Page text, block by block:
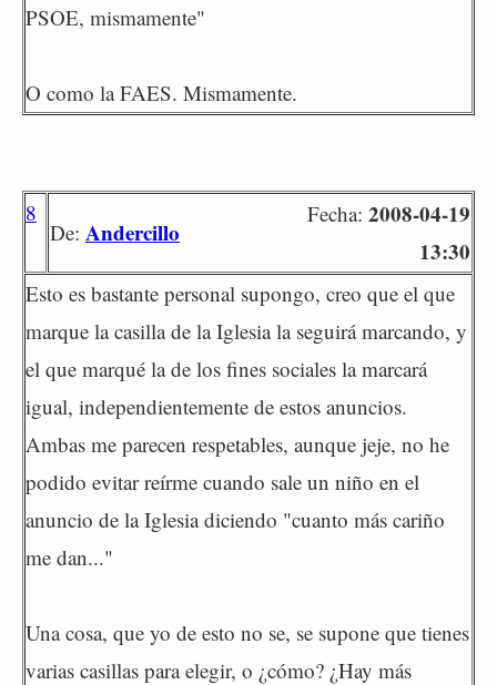
PSOE, mismamente"
O como la FAES. Mismamente.
8
De: Andercillo
Fecha: 2008-04-19
13:30
Esto es bastante personal supongo, creo que el que
marque la casilla de la Iglesia la seguirá marcando, y
el que marqué la de los fines sociales la marcará
igual, independientemente de estos anuncios.
Ambas me parecen respetables, aunque jeje, no he
podido evitar reírme cuando sale un niño en el
anuncio de la Iglesia diciendo "cuanto más cariño
me dan..."
Una cosa, que yo de esto no se, se supone que tienes
varias casillas para elegir, o ¿cómo? ¿Hay más